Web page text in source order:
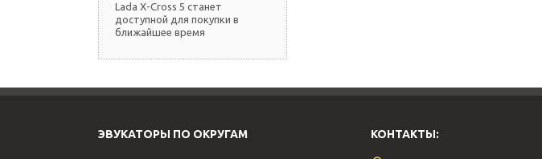
Lada X-Cross 5 станет
доступной для покупки в
ближайшее время
ЭВУКАТОРЫ ПО ОКРУГАМ КОНТАКТЫ: